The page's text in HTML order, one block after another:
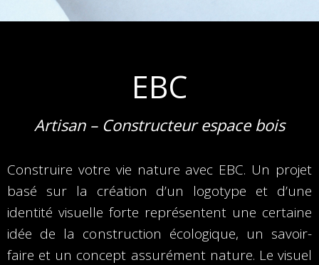
EBC
Artisan – Constructeur espace bois
Construire votre vie nature avec EBC. Un projet
basé sur la création d’un logotype et d’une
identité visuelle forte représentent une certaine
idée de la construction écologique, un savoir-
faire et un concept assurément nature. Le visuel